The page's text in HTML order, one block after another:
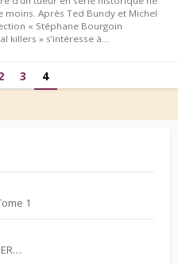
moins. Après Ted Bundy et Michel
« Stéphane Bourgoin
killers » s’intéresse à...
3 4
1